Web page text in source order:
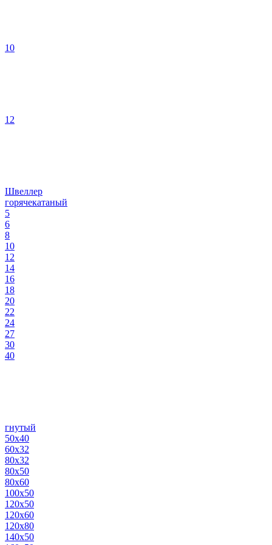
10
12
Швеллер
горячекатаный
5
6
8
10
12
14
16
18
20
22
24
27
30
40
гнутый
50х40
60х32
80х32
80х50
80х60
100х50
120х50
120х60
120х80
140х50